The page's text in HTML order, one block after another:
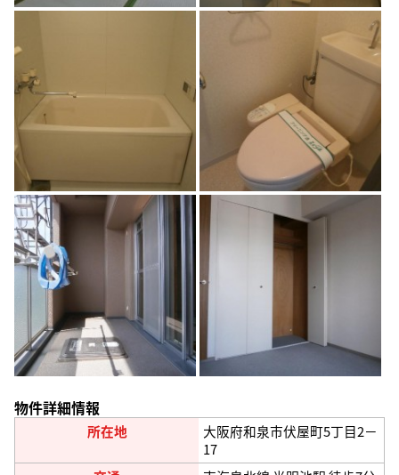
物件詳細情報
所在地
大阪府和泉市伏屋町5丁目2－
17